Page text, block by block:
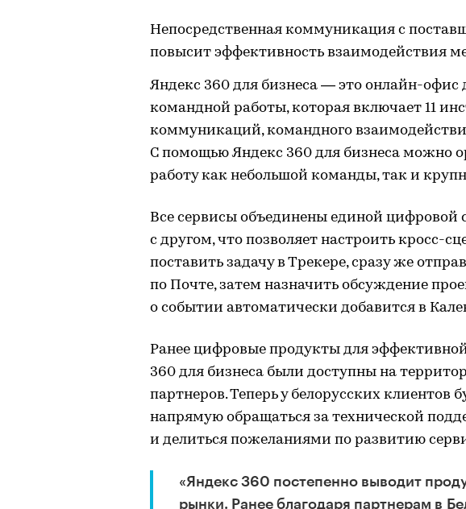
Непосредственная коммуникация с
повысит эффективность взаимодействия
Яндекс 360 для бизнеса — это онлайн-офис
командной работы, которая включает 11
коммуникаций, командного
С помощью Яндекс 360 для бизнеса можно
работу как небольшой команды, так и
Все сервисы объединены единой цифровой
с другом, что позволяет настроить кросс-
поставить задачу в Трекере, сразу же
по Почте, затем назначить обсуждение
о событии автоматически добавится в
Ранее цифровые продукты для
360 для бизнеса были доступны на
партнеров. Теперь у белорусских клиентов
напрямую обращаться за технической
и делиться пожеланиями по развитию
«Яндекс 360 постепенно выводит
рынки. Ранее благодаря партнерам в